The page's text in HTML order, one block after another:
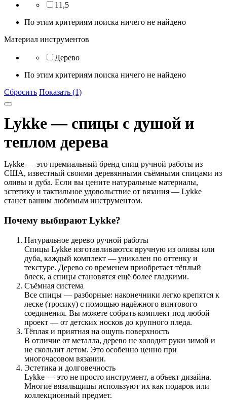
11,5
По этим критериям поиска ничего не найдено
Материал инструментов
Дерево
По этим критериям поиска ничего не найдено
Сбросить Показать (1)
Lykke — спицы с душой и
теплом дерева
Lykke — это премиальный бренд спиц ручной работы из
США, известный своими деревянными съёмными спицами из
оливы и дуба. Если вы цените натуральные материалы,
эстетику и тактильное удовольствие от вязания — Lykke
станет вашим любимым инструментом.
Почему выбирают Lykke?
Натуральное дерево ручной работы
Спицы Lykke изготавливаются вручную из оливы или
дуба, каждый комплект — уникален по оттенку и
текстуре. Дерево со временем приобретает тёплый
блеск, а спицы становятся ещё более гладкими.
Съёмная система
Все спицы — разборные: наконечники легко крепятся к
леске (тросику) с помощью надёжного винтового
соединения. Вы можете собрать комплект под любой
проект — от детских носков до крупного пледа.
Тёплая и приятная на ощупь поверхность
В отличие от металла, дерево не холодит руки зимой и
не скользит летом. Это особенно ценно при
многочасовом вязании.
Эстетика и долговечность
Lykke — это не просто инструмент, а объект дизайна.
Многие вязальщицы используют их как подарок или
коллекционный предмет.